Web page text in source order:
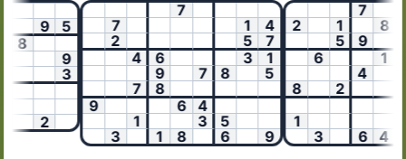
9
5
8
9
3
7
4
2
4
6
9
8
5
8
9
6
4
3
5
3
8 6 9
7
8
9
6
4
8
3
6 4